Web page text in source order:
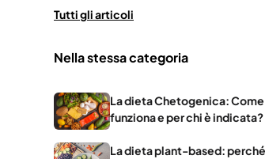
Tutti gli articoli
Nella stessa categoria
La dieta Chetogenica: Come
funziona e per chi è indicata?
La dieta plant-based: perché